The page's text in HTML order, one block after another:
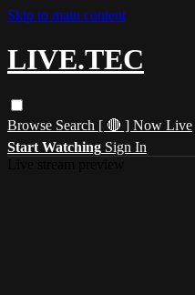
Skip to main content
LIVE.TEC
Browse Search [ 🔴 ] Now Live
Start Watching Sign In